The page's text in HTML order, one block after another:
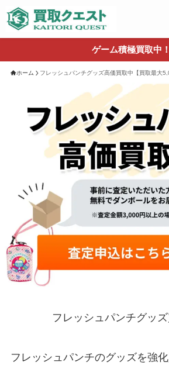
ゲーム積極買取中！
ホーム フレッシュパンチグッズ高価買取中【買取最大
フレッシュパンチグッズ
フレッシュパンチのグッズを強化